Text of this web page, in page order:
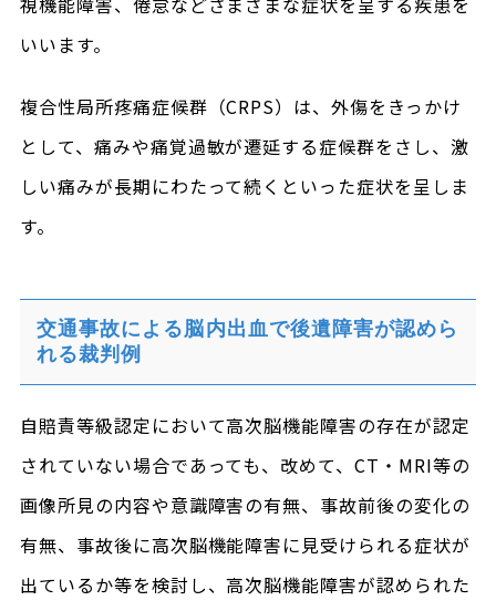
いいます。
複合性局所疼痛症候群（CRPS）は、外傷をきっかけ
として、痛みや痛覚過敏が遷延する症候群をさし、激
しい痛みが長期にわたって続くといった症状を呈しま
す。
交通事故による脳内出血で後遺障害が認めら
れる裁判例
自賠責等級認定において高次脳機能障害の存在が認定
されていない場合であっても、改めて、CT・MRI等の
画像所見の内容や意識障害の有無、事故前後の変化の
有無、事故後に高次脳機能障害に見受けられる症状が
出ているか等を検討し、高次脳機能障害が認められた